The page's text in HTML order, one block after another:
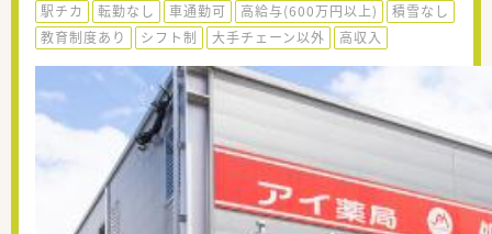
駅チカ 転勤なし 車通勤可 高給与(600万円以上)
積雪なし
教育制度あり
シフト制 大手チェーン以外 高収入